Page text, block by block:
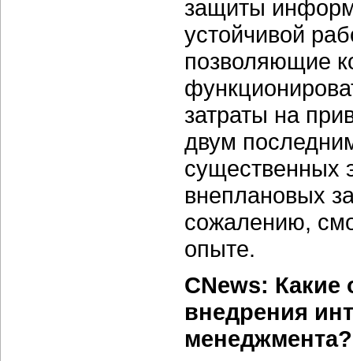
защиты
устойчивой
позволяющие
затраты на
двум
существенных
внеплановых
сожалению,
опыте.
CNews: Какие
внедрения
менеджмента?